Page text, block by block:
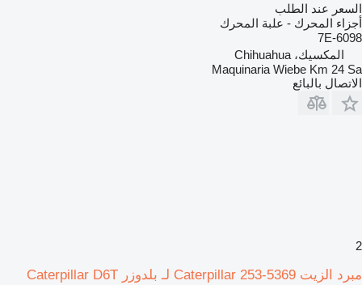
السعر عند الطلب
أجزاء المحرك - علبة المحرك
7E-6098
المكسيك، Chihuahua
Maquinaria Wiebe Km 24 Sa
الاتصال بالبائع
2
مبرد الزيت Caterpillar 253-5369 لـ بلدوزر Caterpillar D6T